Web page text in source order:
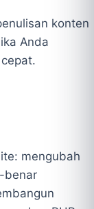
konten
Anda
mengubah
benar